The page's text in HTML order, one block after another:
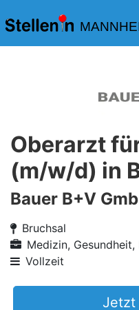
Oberarzt
(m/w/d) in
Bauer B+V
Bruchsal
Medizin, Gesundheit,
Vollzeit
Jetzt